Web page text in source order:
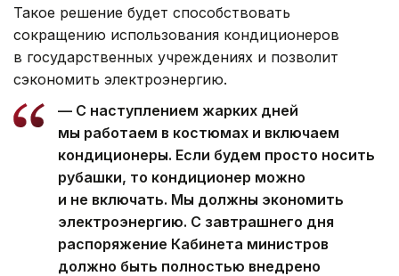
Такое решение будет способствовать
сокращению использования кондиционеров
в государственных учреждениях и позволит
сэкономить электроэнергию.
— С наступлением жарких дней
мы работаем в костюмах и включаем
кондиционеры. Если будем просто носить
рубашки, то кондиционер можно
и не включать. Мы должны экономить
электроэнергию. С завтрашнего дня
распоряжение Кабинета министров
должно быть полностью внедрено